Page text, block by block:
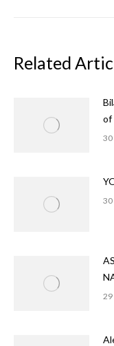
Related
of
30
30
29